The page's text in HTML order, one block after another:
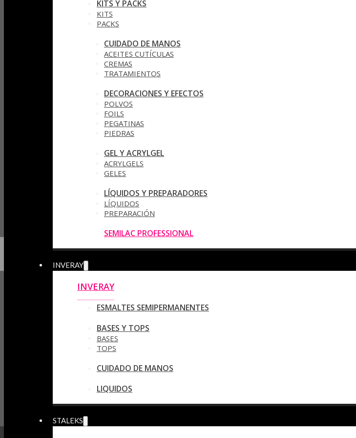
KITS Y PACKS
KITS
PACKS
CUIDADO DE MANOS
ACEITES CUTÍCULAS
CREMAS
TRATAMIENTOS
DECORACIONES Y EFECTOS
POLVOS
FOILS
PEGATINAS
PIEDRAS
GEL Y ACRYLGEL
ACRYLGELS
GELES
LÍQUIDOS Y PREPARADORES
LÍQUIDOS
PREPARACIÓN
SEMILAC PROFESSIONAL
INVERAY
INVERAY
ESMALTES SEMIPERMANENTES
BASES Y TOPS
BASES
TOPS
CUIDADO DE MANOS
LIQUIDOS
STALEKS